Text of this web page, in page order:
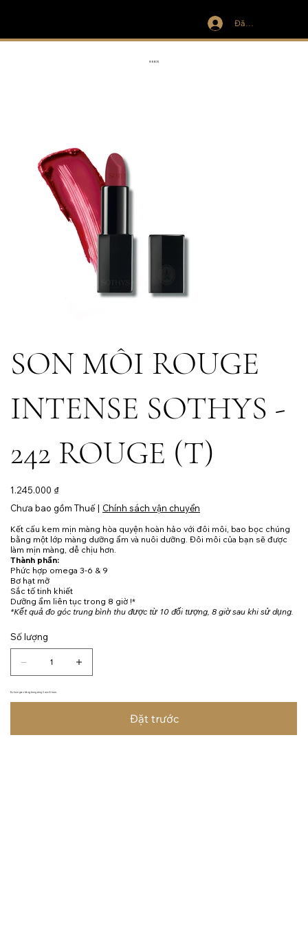
Đăng nhập
RIBBON
SON MÔI ROUGE
INTENSE SOTHYS -
242 ROUGE (T)
Giá
1.245.000 ₫
Chưa bao gồm Thuế | Chính sách vận chuyển
Kết cấu kem mịn màng hòa quyện hoàn hảo với đôi môi, bao bọc chúng
bằng một lớp màng dưỡng ẩm và nuôi dưỡng. Đôi môi của bạn sẽ được
làm mịn màng, dễ chịu hơn.
Thành phần:
Phức hợp omega 3-6 & 9
Bơ hạt mỡ
Sắc tố tinh khiết
Dưỡng ẩm liên tục trong 8 giờ !*
*Kết quả đo góc trung bình thu được từ 10 đối tượng, 8 giờ sau khi sử dụng.
Số lượng
Dự kiến giao hàng trong vòng 3 đến 6 tuần.
Đặt trước